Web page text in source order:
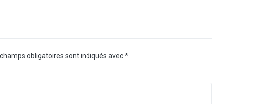
obligatoires sont indiqués avec*